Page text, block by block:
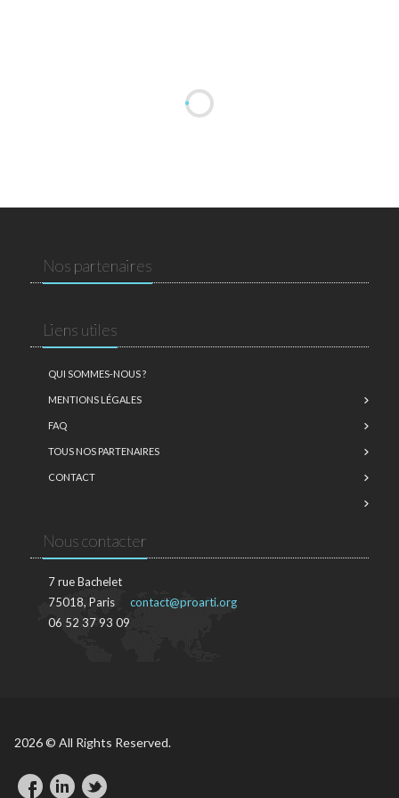
Nos partenaires
Liens utiles
QUI SOMMES-NOUS ?
MENTIONS LÉGALES
FAQ
TOUS NOS PARTENAIRES
CONTACT
Nous contacter
7 rue Bachelet
75018, Paris
06 52 37 93 09
contact@proarti.org
2026 © All Rights Reserved.